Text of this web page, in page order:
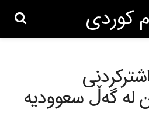
لە گەڵ سعوودیە